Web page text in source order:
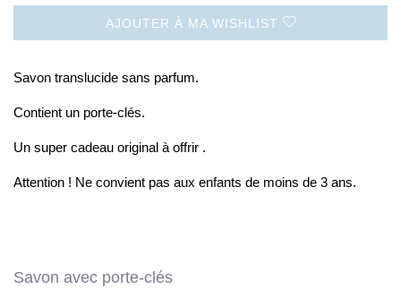
AJOUTER À MA WISHLIST
Savon translucide sans parfum.
Contient un porte-clés.
Un super cadeau original à offrir .
Attention ! Ne convient pas aux enfants de moins de 3 ans.
Savon avec porte-clés